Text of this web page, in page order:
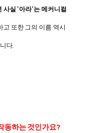
실 ‘아라’는 메커니컬
고 또한 그의 이름 역시
다.
동하는 것인가요?